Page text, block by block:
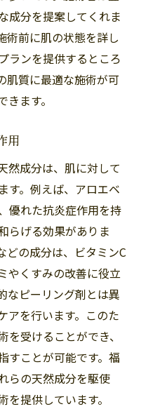
成分を提案してくれま
術前に肌の状態を詳し
ランを提供するところ
肌質に最適な施術が可
ます。
用
然成分は、肌に対して
す。例えば、アロエベ
優れた抗炎症作用を持
らげる効果がありま
どの成分は、ビタミンC
やくすみの改善に役立
なピーリング剤とは異
アを行います。このた
受けることができ、
すことが可能です。福
らの天然成分を駆使
提供しています。